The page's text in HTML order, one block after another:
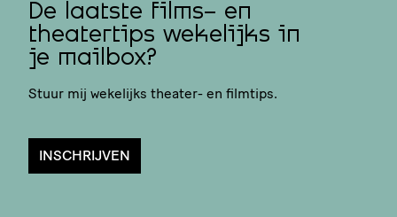
De laatste films- en
theatertips wekelijks in
je mailbox?
Stuur mij wekelijks theater- en filmtips.
INSCHRIJVEN